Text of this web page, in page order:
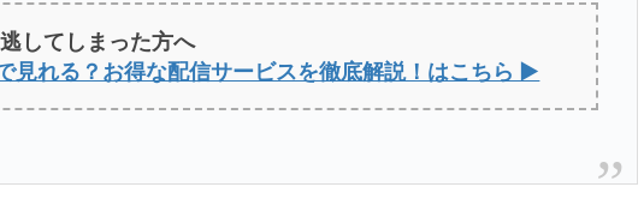
してしまった方へ
見れる？お得な配信サービスを徹底解説！はこちら ▶